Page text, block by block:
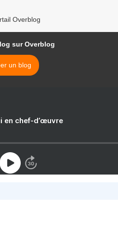
Overblog
sur Overblog
un blog
en chef-d’œuvre